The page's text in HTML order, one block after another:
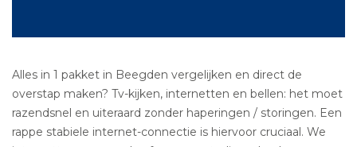
Alles in 1 pakket in Beegden vergelijken en direct de
overstap maken? Tv-kijken, internetten en bellen: het moet
razendsnel en uiteraard zonder haperingen / storingen. Een
rappe stabiele internet-connectie is hiervoor cruciaal. We